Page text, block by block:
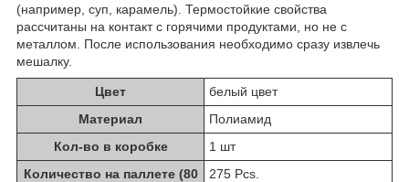
(например, суп, карамель). Термостойкие свойства
рассчитаны на контакт с горячими продуктами, но не с
металлом. После использования необходимо сразу извлечь
мешалку.
Цвет
белый цвет
Материал
Полиамид
Кол-во в коробке
1 шт
Количество на паллете (80
275 Pcs.